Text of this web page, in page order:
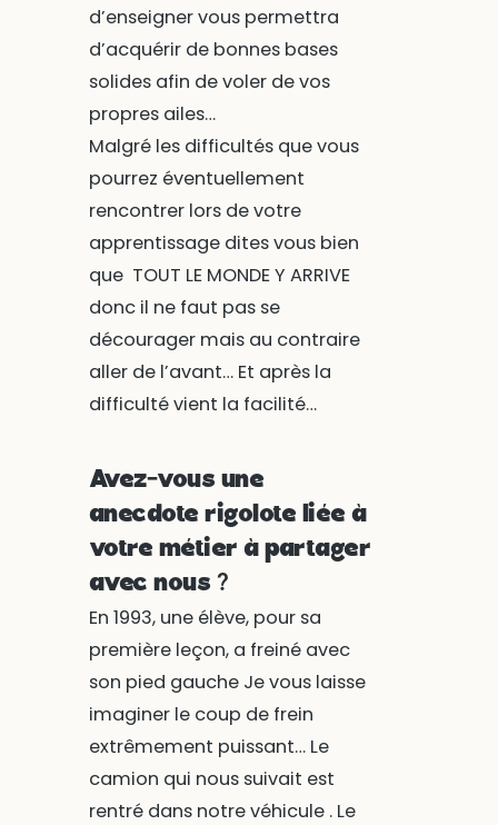
d’enseigner vous permettra
d’acquérir de bonnes bases
solides afin de voler de vos
propres ailes…
Malgré les difficultés que vous
pourrez éventuellement
rencontrer lors de votre
apprentissage dites vous bien
que TOUT LE MONDE Y ARRIVE
donc il ne faut pas se
décourager mais au contraire
aller de l’avant… Et après la
difficulté vient la facilité…
Avez-vous une
anecdote rigolote liée à
votre métier à partager
avec nous ?
En 1993, une élève, pour sa
première leçon, a freiné avec
son pied gauche Je vous laisse
imaginer le coup de frein
extrêmement puissant… Le
camion qui nous suivait est
rentré dans notre véhicule . Le